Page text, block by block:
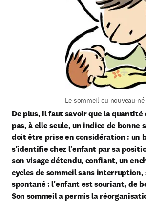
Le sommeil du nouveau-né
De plus, il faut savoir que la quantité
pas, à elle seule, un indice de bonne
doit être prise en considération : un
s'identifie chez l'enfant par sa
son visage détendu, confiant, un
cycles de sommeil sans
spontané : l'enfant est souriant, de
Son sommeil a permis la